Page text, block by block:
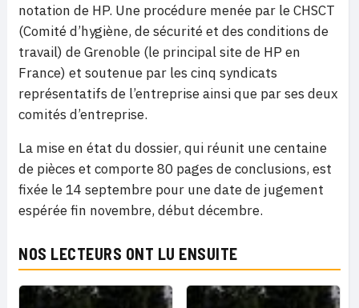
notation de HP. Une procédure menée par le CHSCT
(Comité d’hygiène, de sécurité et des conditions de
travail) de Grenoble (le principal site de HP en
France) et soutenue par les cinq syndicats
représentatifs de l’entreprise ainsi que par ses deux
comités d’entreprise.
La mise en état du dossier, qui réunit une centaine
de pièces et comporte 80 pages de conclusions, est
fixée le 14 septembre pour une date de jugement
espérée fin novembre, début décembre.
NOS LECTEURS ONT LU ENSUITE